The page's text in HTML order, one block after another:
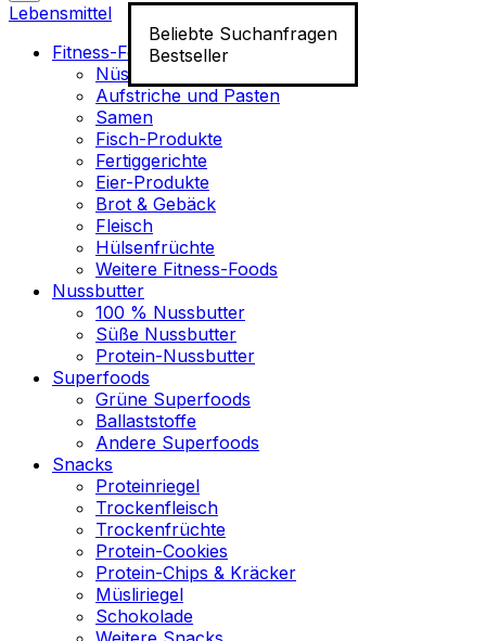
Beliebte Suchanfragen
Bestseller
Lebensmittel
Fitness-Food
Nüsse
Aufstriche und Pasten
Samen
Fisch-Produkte
Fertiggerichte
Eier-Produkte
Brot & Gebäck
Fleisch
Hülsenfrüchte
Weitere Fitness-Foods
Nussbutter
100 % Nussbutter
Süße Nussbutter
Protein-Nussbutter
Superfoods
Grüne Superfoods
Ballaststoffe
Andere Superfoods
Snacks
Proteinriegel
Trockenfleisch
Trockenfrüchte
Protein-Cookies
Protein-Chips & Kräcker
Müsliriegel
Schokolade